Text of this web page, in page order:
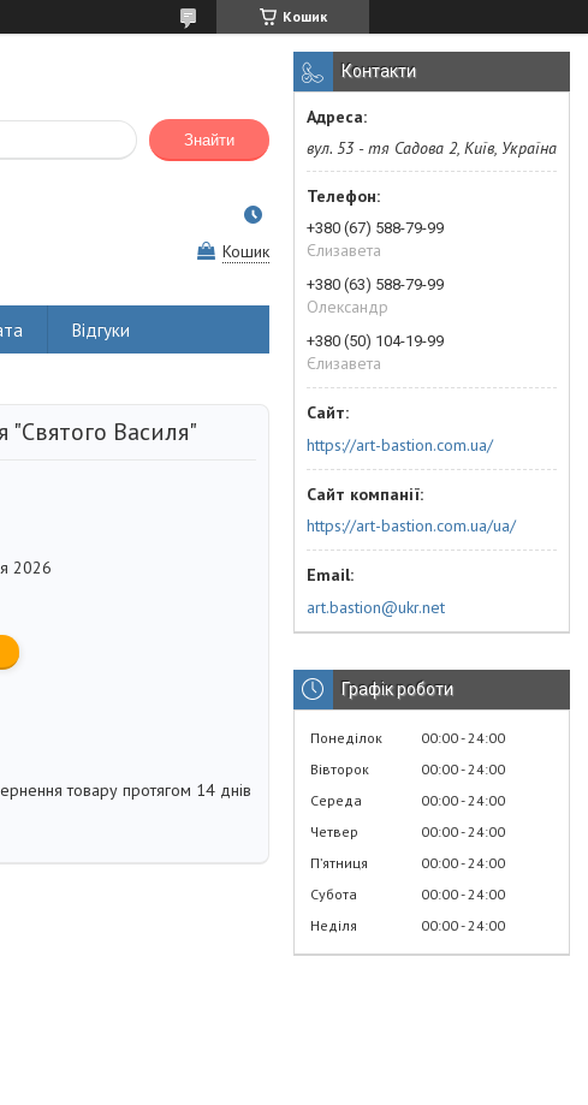
Кошик
Знайти
Кошик
Відгуки
"Святого Василя"
2026
товару протягом 14 днів
Контакти
вул. 53 - тя Садова 2, Київ, Україна
+380 (67) 588-79-99
Єлизавета
+380 (63) 588-79-99
Олександр
+380 (50) 104-19-99
Єлизавета
https://art-bastion.com.ua/
https://art-bastion.com.ua/ua/
art.bastion@ukr.net
Графік роботи
Понеділок 00:00 24:00
Вівторок
00:00 24:00
Середа
00:00 24:00
Четвер
00:00 24:00
Пʼятниця
00:00 24:00
Субота
00:00 24:00
Неділя
00:00 24:00